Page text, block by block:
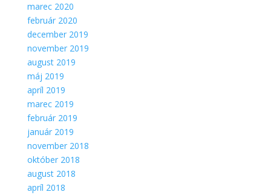
marec 2020
február 2020
december 2019
november 2019
august 2019
máj 2019
apríl 2019
marec 2019
február 2019
január 2019
november 2018
október 2018
august 2018
apríl 2018